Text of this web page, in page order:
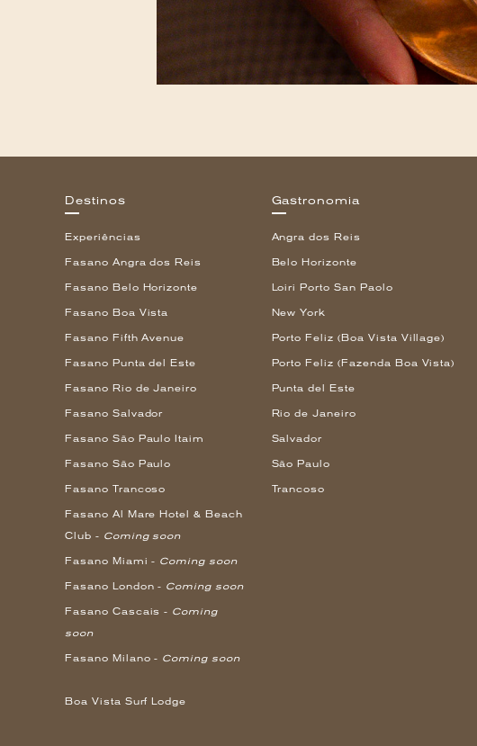
Destinos
Experiências
Fasano Angra dos Reis
Fasano Belo Horizonte
Fasano Boa Vista
Fasano Fifth Avenue
Fasano Punta del Este
Fasano Rio de Janeiro
Fasano Salvador
Fasano São Paulo Itaim
Fasano São Paulo
Fasano Trancoso
Fasano Al Mare Hotel & Beach
Club - Coming soon
Fasano Miami - Coming soon
Fasano London - Coming soon
Fasano Cascais - Coming
soon
Fasano Milano - Coming soon
Boa Vista Surf Lodge
Gastronomia
Angra dos Reis
Belo Horizonte
Loiri Porto San Paolo
New York
Porto Feliz (Boa Vista Village)
Porto Feliz (Fazenda Boa Vista)
Punta del Este
Rio de Janeiro
Salvador
São Paulo
Trancoso